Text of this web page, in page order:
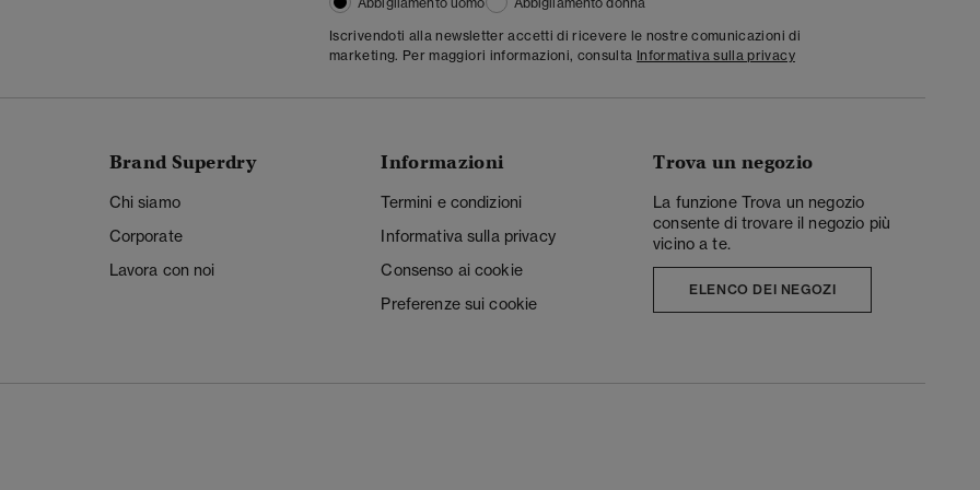
Iscrivendoti alla newsletter accetti di ricevere le nostre comunicazioni di
marketing. Per maggiori informazioni, consulta Informativa sulla privacy
Brand Superdry
Chi siamo
Corporate
Lavora con noi
Informazioni
Termini e condizioni
Informativa sulla privacy
Consenso ai cookie
Preferenze sui cookie
Trova un negozio
La funzione Trova un negozio
consente di trovare il negozio più
vicino a te.
ELENCO DEI NEGOZI